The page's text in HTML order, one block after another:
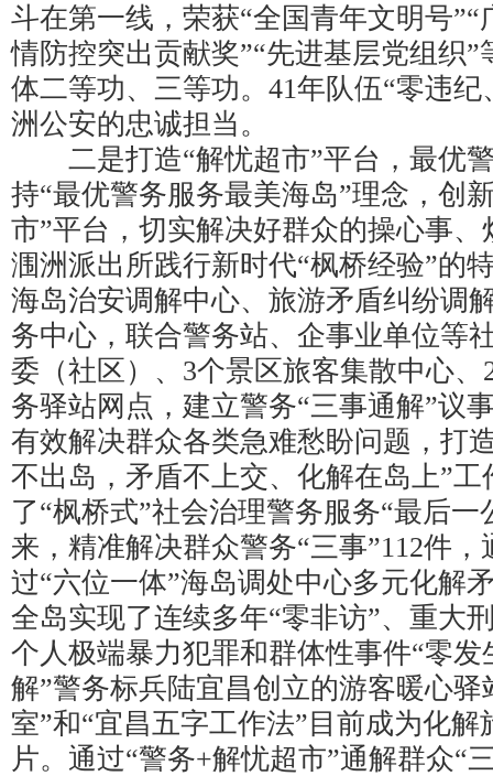
斗在第一线，荣获“全国青年文明号”“
情防控突出贡献奖”“先进基层党组织
体二等功、三等功。41年队伍“零违
洲公安的忠诚担当。
二是打造“解忧超市”平台，最优
持“最优警务服务最美海岛”理念，创
市”平台，切实解决好群众的操心事
涠洲派出所践行新时代“枫桥经验”的
海岛治安调解中心、旅游矛盾纠纷调
务中心，联合警务站、企事业单位等
委（社区）、3个景区旅客集散中心
务驿站网点，建立警务“三事通解”议
有效解决群众各类急难愁盼问题，打
不出岛，矛盾不上交、化解在岛上”
了“枫桥式”社会治理警务服务“最后一
来，精准解决群众警务“三事”112件，
过“六位一体”海岛调处中心多元化解
全岛实现了连续多年“零非访”、重大
个人极端暴力犯罪和群体性事件“零发
解”警务标兵陆宜昌创立的游客暖心驿
室”和“宜昌五字工作法”目前成为化
片。通过“警务+解忧超市”通解群众“